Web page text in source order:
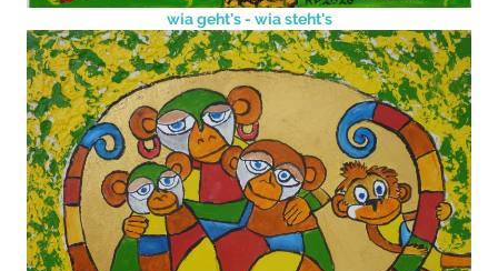
wia geht's - wia steht's